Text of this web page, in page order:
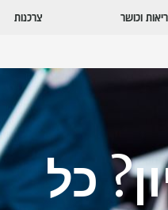
וכושר צרכנות
כל